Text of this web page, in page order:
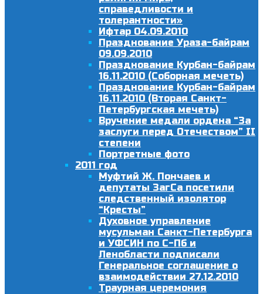
справедливости и
толерантности»
Ифтар 04.09.2010
Празднование Ураза-байрам
09.09.2010
Празднование Курбан-байрам
16.11.2010 (Соборная мечеть)
Празднование Курбан-байрам
16.11.2010 (Вторая Санкт-
Петербургская мечеть)
Вручение медали ордена “За
заслуги перед Отечеством” II
степени
Портретные фото
2011 год
Муфтий Ж. Пончаев и
депутаты ЗагСа посетили
следственный изолятор
“Кресты”
Духовное управление
мусульман Санкт-Петербурга
и УФСИН по С-Пб и
Ленобласти подписали
Генеральное соглашение о
взаимодействии 27.12.2010
Траурная церемония